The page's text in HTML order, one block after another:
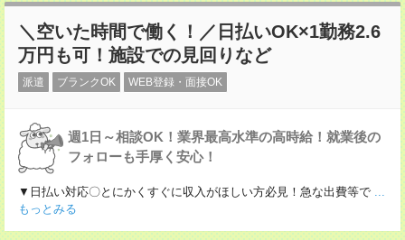
＼空いた時間で働く！／日払いOK×1勤務2.6
万円も可！施設での見回りなど
派遣 ブランクOK WEB登録・面接OK
週1日～相談OK！業界最高水準の高時給！就業後の
フォローも手厚く安心！
▼日払い対応〇とにかくすぐに収入がほしい方必見！急な出費等で ...
もっとみる